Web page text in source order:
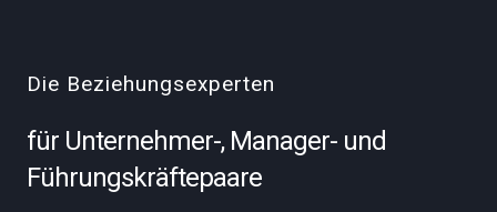
Die Beziehungsexperten
für Unternehmer-, Manager- und
Führungskräftepaare